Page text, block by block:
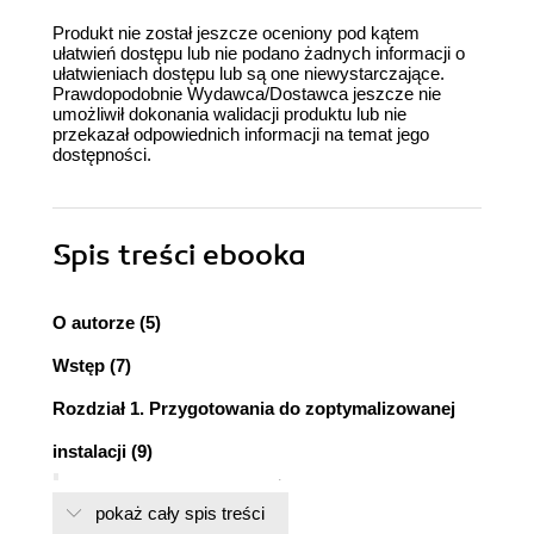
Produkt nie został jeszcze oceniony pod kątem
ułatwień dostępu lub nie podano żadnych informacji o
ułatwieniach dostępu lub są one niewystarczające.
Prawdopodobnie Wydawca/Dostawca jeszcze nie
umożliwił dokonania walidacji produktu lub nie
przekazał odpowiednich informacji na temat jego
dostępności.
Spis treści ebooka
O autorze (5)
Wstęp (7)
Rozdział 1. Przygotowania do zoptymalizowanej
instalacji (9)
Cel optymalizacji i odciążenia systemu
operacyjnego Linux (10)
pokaż cały spis treści